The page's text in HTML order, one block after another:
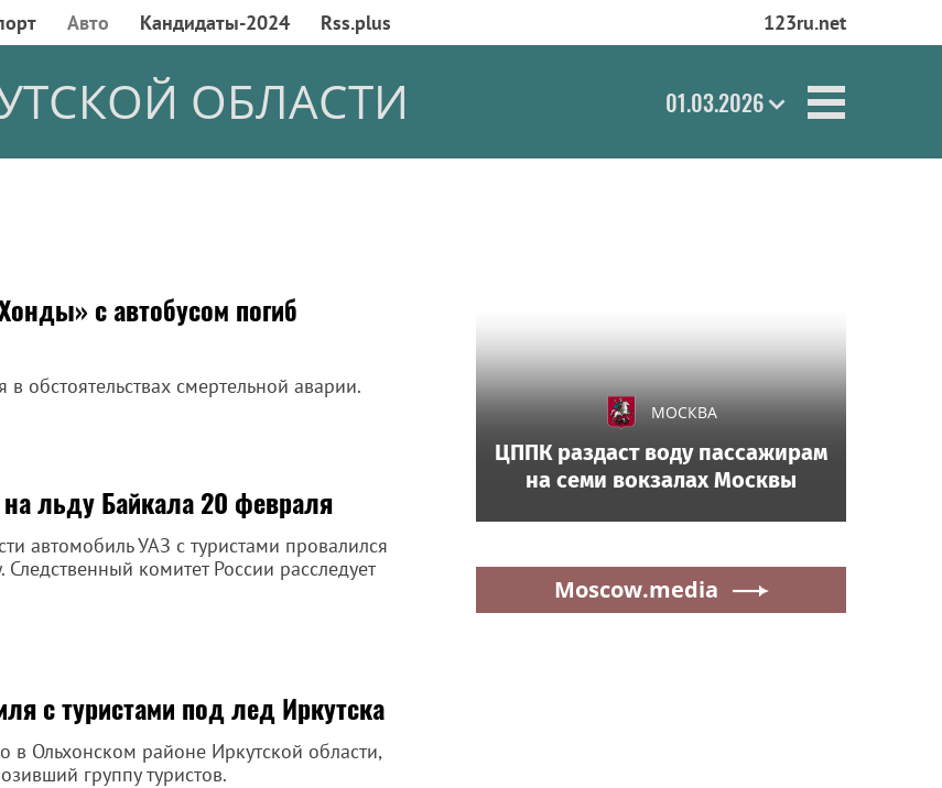
Авто Кандидаты-2024 Rss.plus 123ru.net
ОБЛАСТИ 01.03.2026
с автобусом погиб
обстоятельствах смертельной аварии.
на льду Байкала 20 февраля
автомобиль УАЗ с туристами провалился
комитет России расследует
с туристами под лед Иркутска
Ольхонском районе Иркутской области,
группу туристов.
МОСКВА
ЦППК раздаст воду пассажирам
на семи вокзалах Москвы
Moscow.media